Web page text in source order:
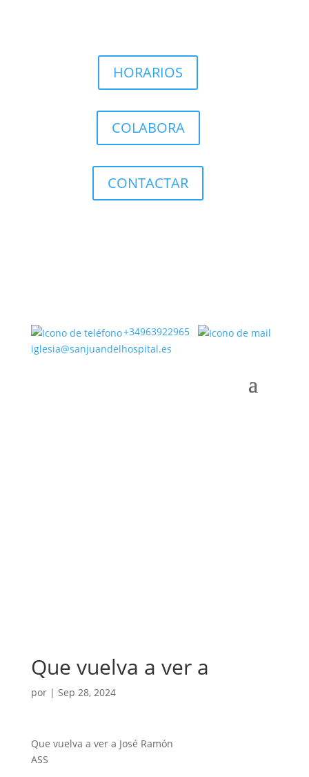
HORARIOS
COLABORA
CONTACTAR
+34963922965
iglesia@sanjuandelhospital.es
Que vuelva a ver a
por | Sep 28, 2024
Que vuelva a ver a José Ramón
ASS